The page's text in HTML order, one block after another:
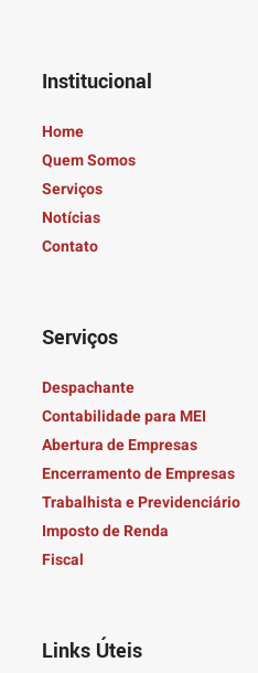
Institucional
Home
Quem Somos
Serviços
Notícias
Contato
Serviços
Despachante
Contabilidade para MEI
Abertura de Empresas
Encerramento de Empresas
Trabalhista e Previdenciário
Imposto de Renda
Fiscal
Links Úteis